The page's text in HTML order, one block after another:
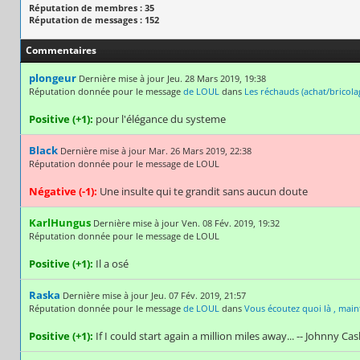
Réputation de membres : 35
Réputation de messages : 152
Commentaires
plongeur Dernière mise à jour Jeu. 28 Mars 2019, 19:38
Réputation donnée pour le message de LOUL dans Les réchauds (achat/
Positive (+1): pour l'élégance du systeme
Black Dernière mise à jour Mar. 26 Mars 2019, 22:38
Réputation donnée pour le message de LOUL
Négative (-1): Une insulte qui te grandit sans aucun doute
KarlHungus Dernière mise à jour Ven. 08 Fév. 2019, 19:32
Réputation donnée pour le message de LOUL
Positive (+1): Il a osé
Raska Dernière mise à jour Jeu. 07 Fév. 2019, 21:57
Réputation donnée pour le message de LOUL dans Vous écoutez quoi là ,
Positive (+1): If I could start again a million miles away... -- Johnny